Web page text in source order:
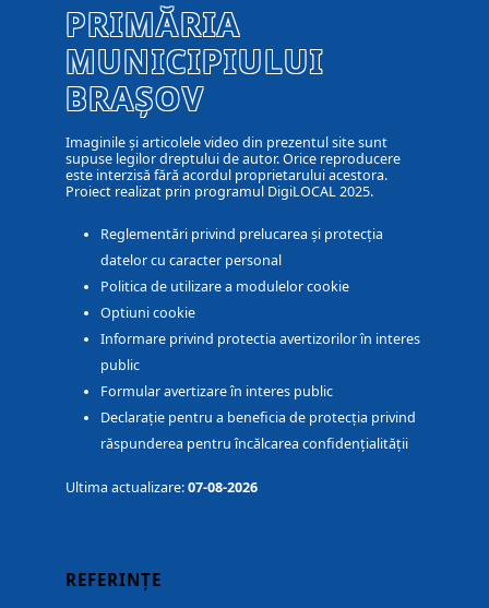
PRIMĂRIA
MUNICIPIULUI
BRAȘOV
Imaginile și articolele video din prezentul site sunt
supuse legilor dreptului de autor. Orice reproducere
este interzisă fără acordul proprietarului acestora.
Proiect realizat prin programul DigiLOCAL 2025.
Reglementări privind prelucarea și protecția
datelor cu caracter personal
Politica de utilizare a modulelor cookie
Optiuni cookie
Informare privind protectia avertizorilor în interes
public
Formular avertizare în interes public
Declarație pentru a beneficia de protecția privind
răspunderea pentru încălcarea confidențialității
Ultima actualizare:07-08-2026
REFERINȚE